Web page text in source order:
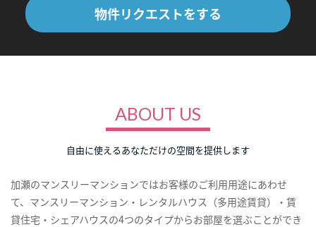
物件リクエストをする
ABOUT US
自由に使えるあなただけの空間を提供します
加瀬のマンスリーマンションではお客様のご利用用途にあわせ
て、マンスリーマンション・レンタルハウス（多用途賃貸）・賃
貸住宅・シェアハウスの4つのタイプからお部屋を選ぶことができ